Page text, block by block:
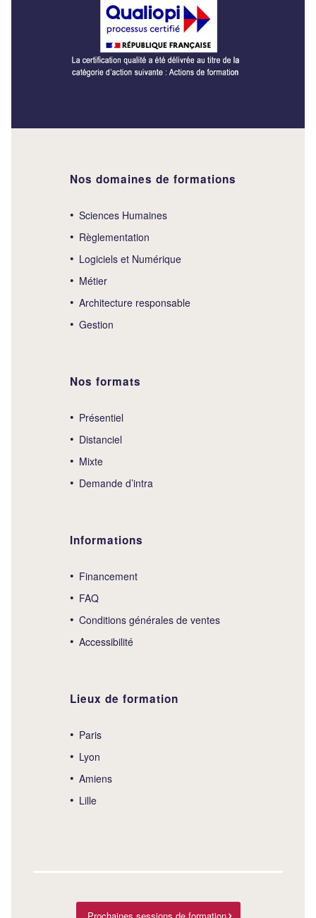
Nos domaines de formations
Sciences Humaines
Règlementation
Logiciels et Numérique
Métier
Architecture responsable
Gestion
Nos formats
Présentiel
Distanciel
Mixte
Demande d’intra
Informations
Financement
FAQ
Conditions générales de ventes
Accessibilité
Lieux de formation
Paris
Lyon
Amiens
Lille